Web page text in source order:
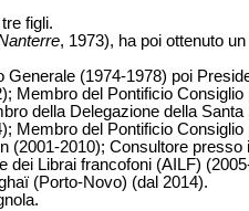
figli.
, 1973), ha poi ottenuto
Generale (1974-1978) poi
Membro del Pontificio
della Delegazione della
Membro del Pontificio
(2001-2010); Consultore
dei Librai francofoni (AILF)
(Porto-Novo) (dal 2014).